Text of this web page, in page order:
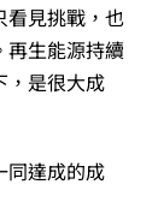
看見挑戰，也
再生能源持續
，是很大成
同達成的成